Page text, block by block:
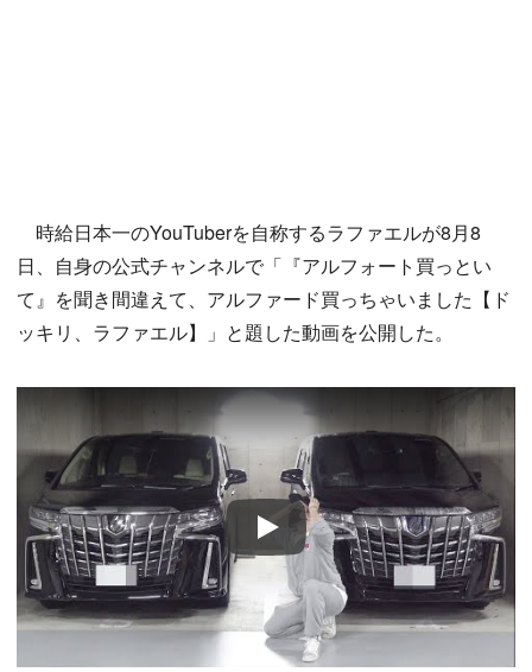
時給日本一のYouTuberを自称するラファエルが8月8
日、自身の公式チャンネルで「『アルフォート買っとい
て』を聞き間違えて、アルファード買っちゃいました【ド
ッキリ、ラファエル】」と題した動画を公開した。
Play